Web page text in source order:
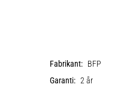
Fabrikant: BFP
Garanti: 2 år